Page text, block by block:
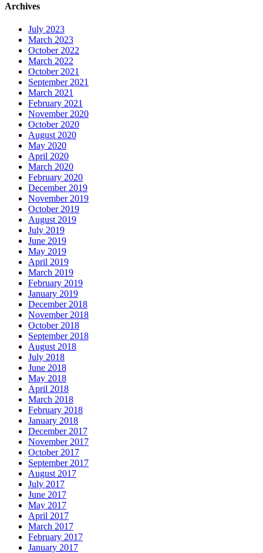
Archives
July 2023
March 2023
October 2022
March 2022
October 2021
September 2021
March 2021
February 2021
November 2020
October 2020
August 2020
May 2020
April 2020
March 2020
February 2020
December 2019
November 2019
October 2019
August 2019
July 2019
June 2019
May 2019
April 2019
March 2019
February 2019
January 2019
December 2018
November 2018
October 2018
September 2018
August 2018
July 2018
June 2018
May 2018
April 2018
March 2018
February 2018
January 2018
December 2017
November 2017
October 2017
September 2017
August 2017
July 2017
June 2017
May 2017
April 2017
March 2017
February 2017
January 2017